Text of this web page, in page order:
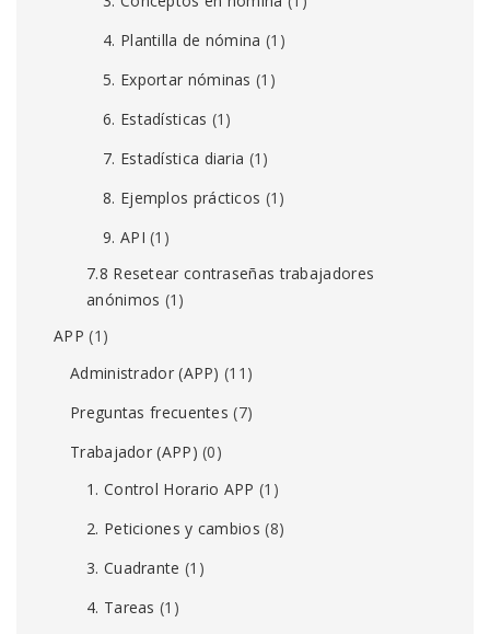
4. Plantilla de nómina (1)
5. Exportar nóminas (1)
6. Estadísticas (1)
7. Estadística diaria (1)
8. Ejemplos prácticos (1)
9. API (1)
7.8 Resetear contraseñas trabajadores
anónimos (1)
APP (1)
Administrador (APP) (11)
Preguntas frecuentes (7)
Trabajador (APP) (0)
1. Control Horario APP (1)
2. Peticiones y cambios (8)
3. Cuadrante (1)
4. Tareas (1)